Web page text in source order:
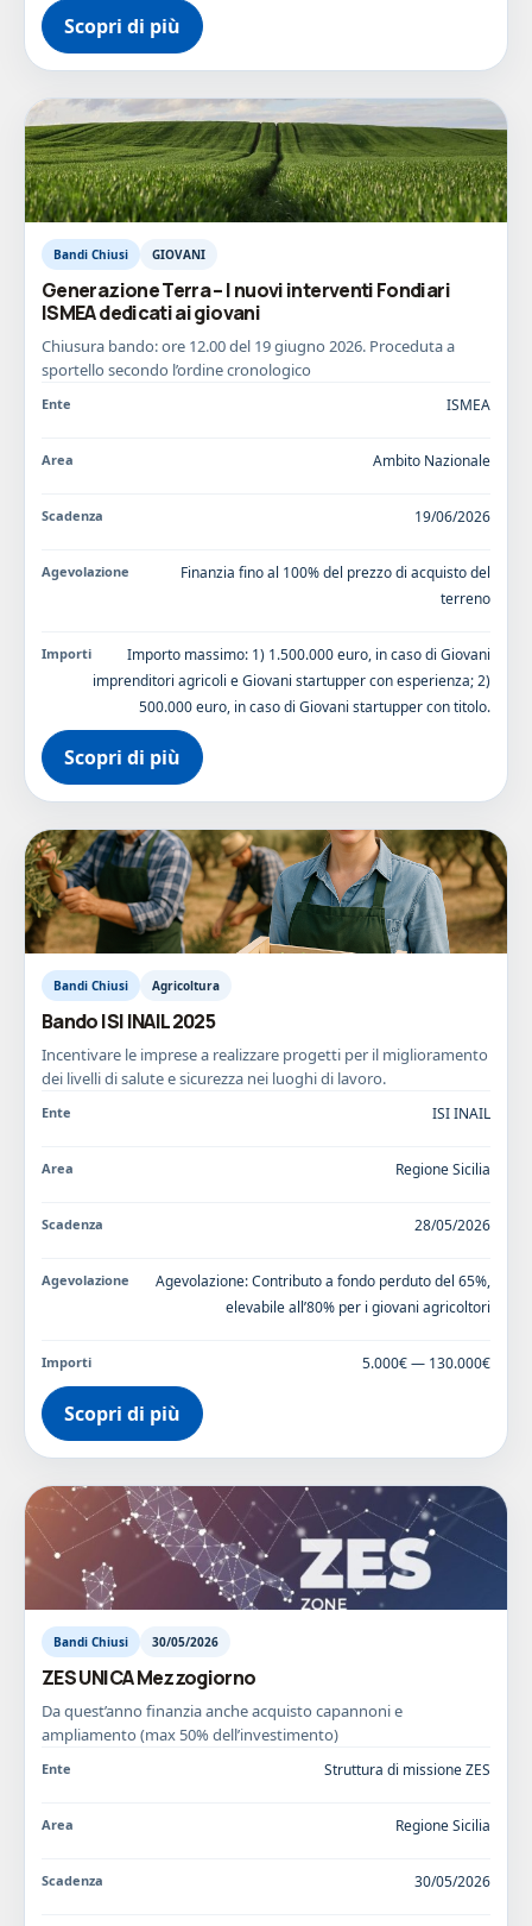
Scopri di più
Bandi Chiusi GIOVANI
Generazione Terra – I nuovi interventi Fondiari
ISMEA dedicati ai giovani
Chiusura bando: ore 12.00 del 19 giugno 2026. Proceduta a
sportello secondo l’ordine cronologico
Ente ISMEA
Area Ambito Nazionale
Scadenza 19/06/2026
Agevolazione
Finanzia fino al 100% del prezzo di acquisto del
terreno
Importi
Importo massimo: 1) 1.500.000 euro, in caso di Giovani
imprenditori agricoli e Giovani startupper con esperienza; 2)
500.000 euro, in caso di Giovani startupper con titolo.
Scopri di più
Bandi Chiusi Agricoltura
Bando ISI INAIL 2025
Incentivare le imprese a realizzare progetti per il miglioramento
dei livelli di salute e sicurezza nei luoghi di lavoro.
Ente ISI INAIL
Area Regione Sicilia
Scadenza 28/05/2026
Agevolazione
Agevolazione: Contributo a fondo perduto del 65%,
elevabile all’80% per i giovani agricoltori
Importi 5.000€ — 130.000€
Scopri di più
Bandi Chiusi 30/05/2026
ZES UNICA Mezzogiorno
Da quest’anno finanzia anche acquisto capannoni e
ampliamento (max 50% dell’investimento)
Ente Struttura di missione ZES
Area Regione Sicilia
Scadenza 30/05/2026